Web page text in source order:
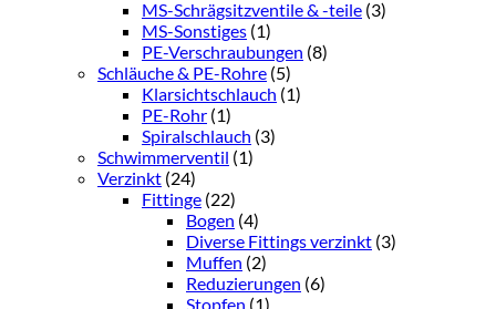
MS-Schrägsitzventile & -teile (3)
MS-Sonstiges (1)
PE-Verschraubungen (8)
Schläuche & PE-Rohre (5)
Klarsichtschlauch (1)
PE-Rohr (1)
Spiralschlauch (3)
Schwimmerventil (1)
Verzinkt (24)
Fittinge (22)
Bogen (4)
Diverse Fittings verzinkt (3)
Muffen (2)
Reduzierungen (6)
Stopfen (1)